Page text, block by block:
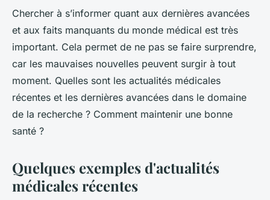
Quels sont les évènements
récents dans le domaine de la
santé ?
léon•28 novembre 2023 •3 min de lecture
Chercher à s’informer quant aux dernières avancées
et aux faits manquants du monde médical est très
important. Cela permet de ne pas se faire surprendre,
car les mauvaises nouvelles peuvent surgir à tout
moment. Quelles sont les actualités médicales
récentes et les dernières avancées dans le domaine
de la recherche ? Comment maintenir une bonne
santé ?
Quelques exemples d'actualités
médicales récentes